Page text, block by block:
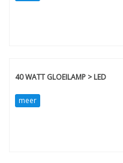
40 WATT GLOEILAMP > LED
meer